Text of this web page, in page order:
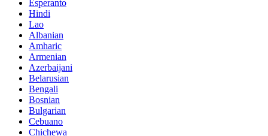
Esperanto
Hindi
Lao
Albanian
Amharic
Armenian
Azerbaijani
Belarusian
Bengali
Bosnian
Bulgarian
Cebuano
Chichewa